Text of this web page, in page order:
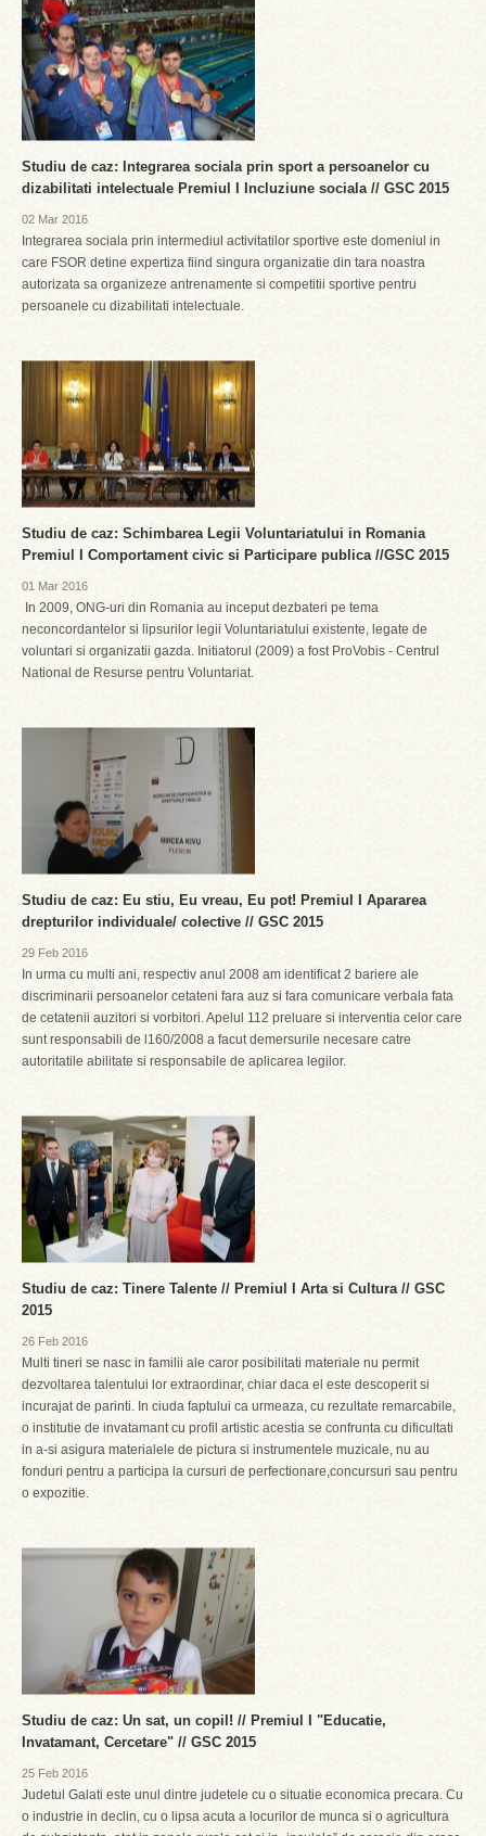
Studiu de caz: Integrarea sociala prin sport a persoanelor cu
dizabilitati intelectuale Premiul I Incluziune sociala // GSC 2015
02 Mar 2016
Integrarea sociala prin intermediul activitatilor sportive este domeniul in
care FSOR detine expertiza fiind singura organizatie din tara noastra
autorizata sa organizeze antrenamente si competitii sportive pentru
persoanele cu dizabilitati intelectuale.
Studiu de caz: Schimbarea Legii Voluntariatului in Romania
Premiul I Comportament civic si Participare publica //GSC 2015
01 Mar 2016
In 2009, ONG-uri din Romania au inceput dezbateri pe tema
neconcordantelor si lipsurilor legii Voluntariatului existente, legate de
voluntari si organizatii gazda. Initiatorul (2009) a fost ProVobis - Centrul
National de Resurse pentru Voluntariat.
Studiu de caz: Eu stiu, Eu vreau, Eu pot! Premiul I Apararea
drepturilor individuale/ colective // GSC 2015
29 Feb 2016
In urma cu multi ani, respectiv anul 2008 am identificat 2 bariere ale
discriminarii persoanelor cetateni fara auz si fara comunicare verbala fata
de cetatenii auzitori si vorbitori. Apelul 112 preluare si interventia celor care
sunt responsabili de l160/2008 a facut demersurile necesare catre
autoritatile abilitate si responsabile de aplicarea legilor.
Studiu de caz: Tinere Talente // Premiul I Arta si Cultura // GSC
2015
26 Feb 2016
Multi tineri se nasc in familii ale caror posibilitati materiale nu permit
dezvoltarea talentului lor extraordinar, chiar daca el este descoperit si
incurajat de parinti. In ciuda faptului ca urmeaza, cu rezultate remarcabile,
o institutie de invatamant cu profil artistic acestia se confrunta cu dificultati
in a-si asigura materialele de pictura si instrumentele muzicale, nu au
fonduri pentru a participa la cursuri de perfectionare,concursuri sau pentru
o expozitie.
Studiu de caz: Un sat, un copil! // Premiul I "Educatie,
Invatamant, Cercetare" // GSC 2015
25 Feb 2016
Judetul Galati este unul dintre judetele cu o situatie economica precara. Cu
o industrie in declin, cu o lipsa acuta a locurilor de munca si o agricultura